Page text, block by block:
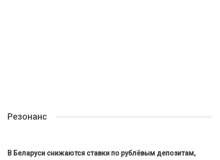
Резонанс
В Беларуси снижаются ставки по рублёвым депозитам,